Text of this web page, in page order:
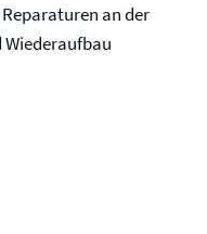
an der
Wiederaufbau